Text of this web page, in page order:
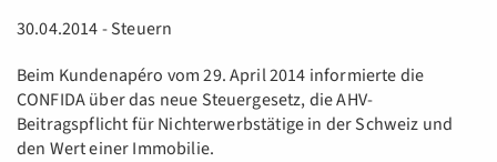
30.04.2014 - Steuern
Beim Kundenapéro vom 29. April 2014 informierte die
CONFIDA über das neue Steuergesetz, die AHV-
Beitragspflicht für Nichterwerbstätige in der Schweiz und
den Wert einer Immobilie.